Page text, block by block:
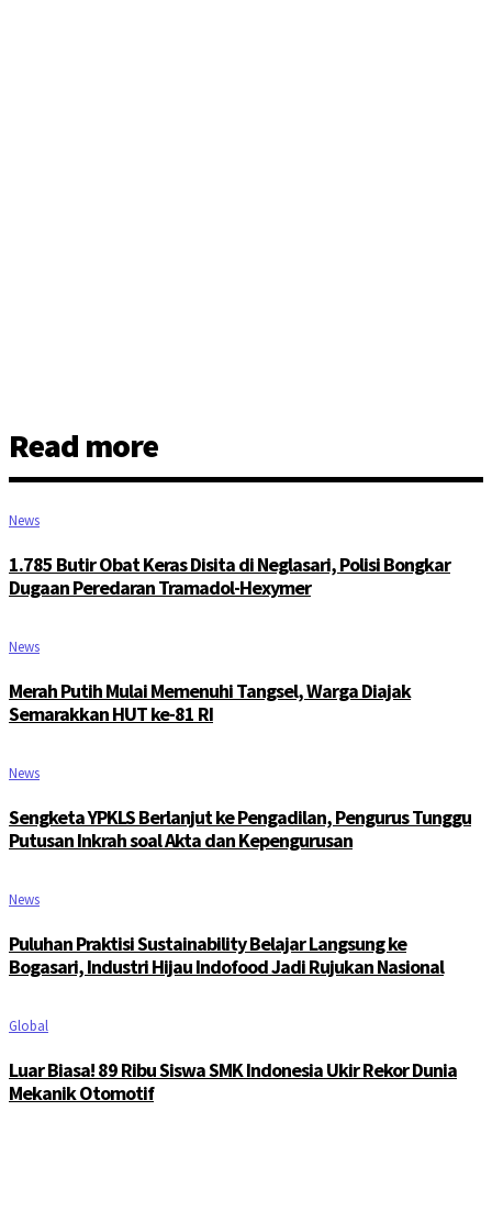
Read more
News
1.785 Butir Obat Keras Disita di Neglasari, Polisi Bongkar
Dugaan Peredaran Tramadol-Hexymer
News
Merah Putih Mulai Memenuhi Tangsel, Warga Diajak
Semarakkan HUT ke-81 RI
News
Sengketa YPKLS Berlanjut ke Pengadilan, Pengurus Tunggu
Putusan Inkrah soal Akta dan Kepengurusan
News
Puluhan Praktisi Sustainability Belajar Langsung ke
Bogasari, Industri Hijau Indofood Jadi Rujukan Nasional
Global
Luar Biasa! 89 Ribu Siswa SMK Indonesia Ukir Rekor Dunia
Mekanik Otomotif